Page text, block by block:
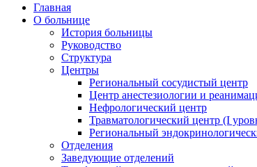
Главная
О больнице
История больницы
Руководство
Структура
Центры
Региональный сосудистый центр
Центр анестезиологии и
Нефрологический центр
Травматологический центр (I
Региональный
Отделения
Заведующие отделений